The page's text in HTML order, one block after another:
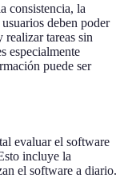
consistencia, la
deben poder
tareas sin
especialmente
puede ser
evaluar el software
incluye la
el software a diario.